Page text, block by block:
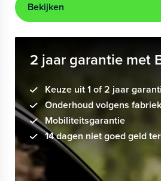
Bekijken
2 jaar garantie met
Keuze uit 1 of 2 jaar
Onderhoud volgens
Mobiliteitsgarantie
14 dagen niet goed geld